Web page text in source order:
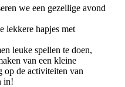
we een gezellige avond
lekkere hapjes met
leuke spellen te doen,
van een kleine
op de activiteiten van
in!